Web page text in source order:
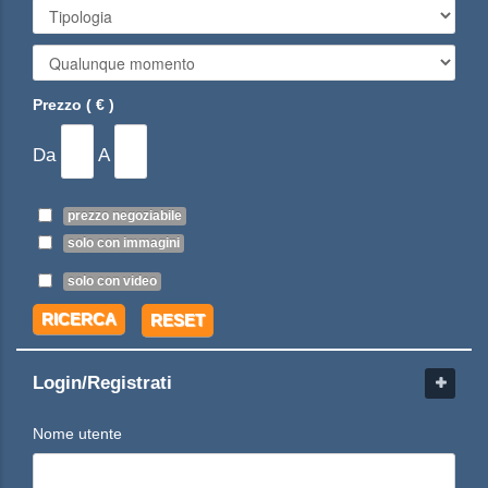
Prezzo ( € )
Da A
prezzo negoziabile
solo con immagini
solo con video
RICERCA RESET
Login/Registrati
Nome utente